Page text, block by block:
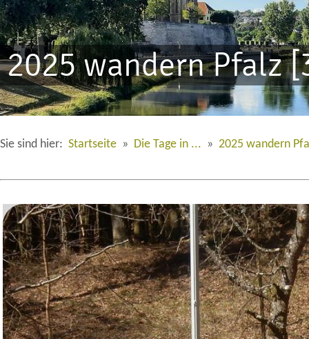
2025 wandern Pfalz
Sie sind hier: Startseite » Die Tage in ... » 2025 wandern